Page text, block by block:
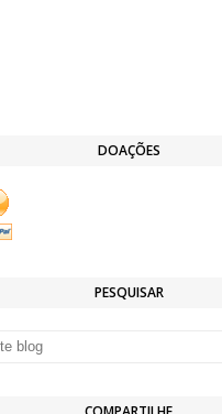
DOAÇÕES
PESQUISAR